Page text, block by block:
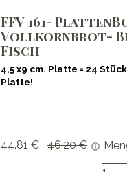
FFV 161-
Vollkornbrot-
Fisch
4,5 x9 cm. Platte = 24
Platte!
44.81 € Preis ohne
46.20 €